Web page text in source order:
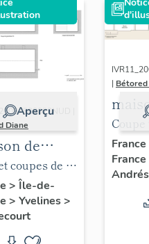
Aperçu
|
Diane
de
2 rue
de-
coupes de la
> Île-de-
> Yvelines>
|
Bar
de la
la rue
France
France